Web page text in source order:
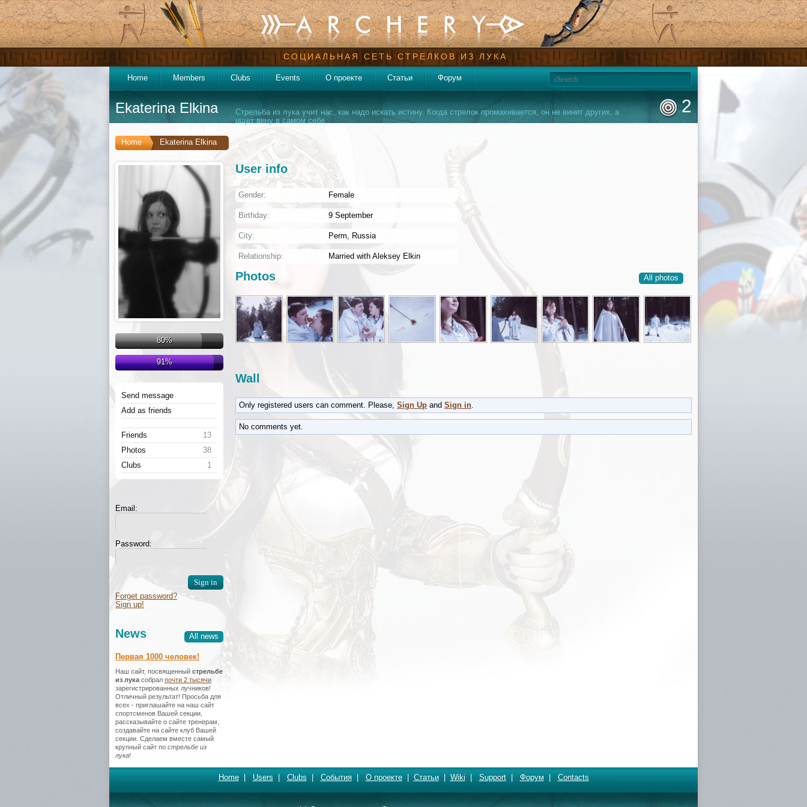
СОЦИАЛЬНАЯ СЕТЬ СТРЕЛКОВ ИЗ ЛУКА
Home Members Clubs Events О проекте Статьи Форум
Ekaterina Elkina
Home Ekaterina Elkina
80%
91%
Send message
Add as friends
13
Friends
38
Photos
1
Clubs
Email:
Password:
Forget password?
Sign up!
All news
News
Первая 1000 человек!
Наш сайт, посвященный стрельбе
из лука собрал почти 2 тысячи
зарегистрированных лучников!
Отличный результат! Просьба для
всех - приглашайте на наш сайт
спортсменов Вашей секции,
рассказывайте о сайте тренерам,
создавайте на сайте клуб Вашей
секции. Сделаем вместе самый
крупный сайт по стрельбе из
лука!
2
Стрельба из лука учит нас, как надо искать истину. Когда стрелок промахивается, он не винит других, а
ищет вину в самом себе
User info
Gender: Female
Birthday: 9 September
City: Perm, Russia
Relationship: Married with Aleksey Elkin
All photos
Photos
Wall
Only registered users can comment. Please, Sign Up and Sign in.
No comments yet.
Home| Users Clubs События| О проекте| Статьи| Wiki Support| Форум Contacts